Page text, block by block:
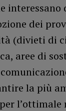
dei
(divieti di
aree di
la più
l’ottimale